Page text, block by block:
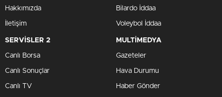
Hakkımızda
İletişim
Bilardo İddaa
Voleybol İddaa
SERVİSLER 2
Canlı Borsa
Canlı Sonuçlar
Canlı TV
MULTİMEDYA
Gazeteler
Hava Durumu
Haber Gönder